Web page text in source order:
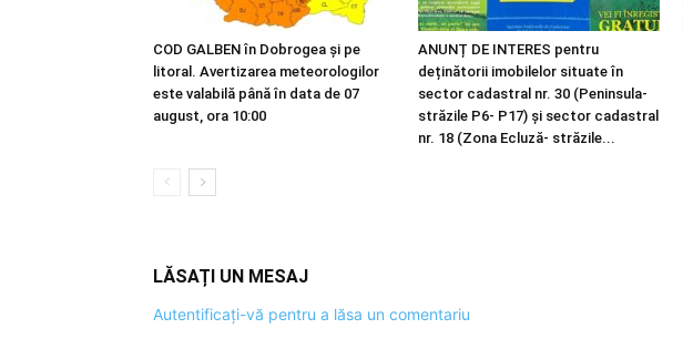
COD GALBEN în Dobrogea și pe
litoral. Avertizarea meteorologilor
este valabilă până în data de 07
august, ora 10:00
ANUNȚ DE INTERES pentru
deținătorii imobilelor situate în
sector cadastral nr. 30 (Peninsula-
străzile P6- P17) și sector cadastral
nr. 18 (Zona Ecluză- străzile...
LĂSAȚI UN MESAJ
Autentificați-vă pentru a lăsa un comentariu